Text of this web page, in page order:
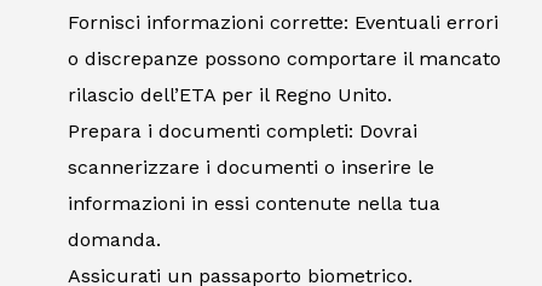
Fornisci informazioni corrette: Eventuali errori
o discrepanze possono comportare il mancato
rilascio dell’ETA per il Regno Unito.
Prepara i documenti completi: Dovrai
scannerizzare i documenti o inserire le
informazioni in essi contenute nella tua
domanda.
Assicurati un passaporto biometrico.